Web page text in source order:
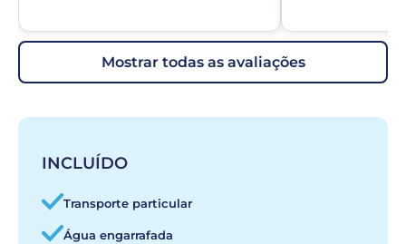
mostrar todas as avaliações
INCLUÍDO
Transporte particular
Água engarrafada